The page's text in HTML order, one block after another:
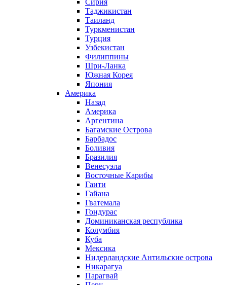
Сирия
Таджикистан
Таиланд
Туркменистан
Турция
Узбекистан
Филиппины
Шри-Ланка
Южная Корея
Япония
Америка
Назад
Америка
Аргентина
Багамские Острова
Барбадос
Боливия
Бразилия
Венесуэла
Восточные Карибы
Гаити
Гайана
Гватемала
Гондурас
Доминиканская республика
Колумбия
Куба
Мексика
Нидерландские Антильские острова
Никарагуа
Парагвай